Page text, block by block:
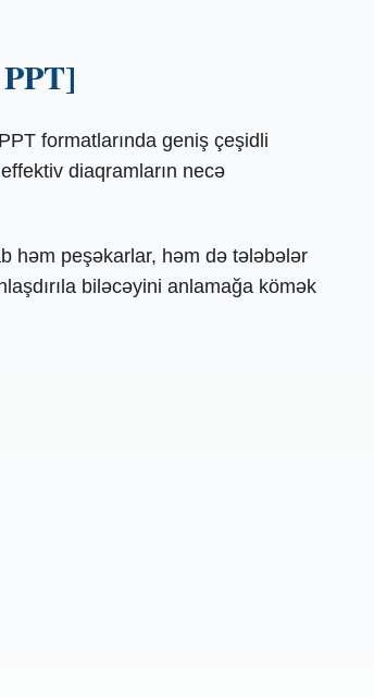
formatlarında geniş çeşidli
diaqramların necə
həm peşəkarlar, həm də tələbələr
biləcəyini anlamağa kömək